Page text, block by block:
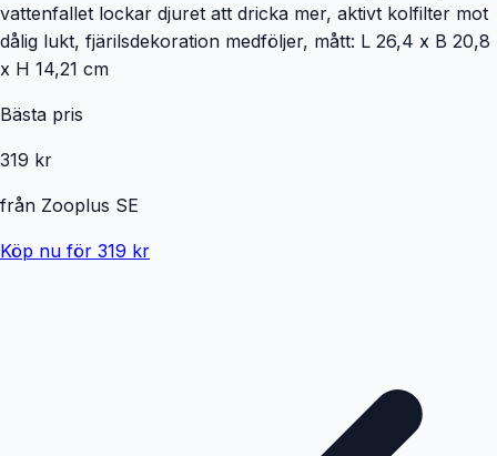
vattenfallet lockar djuret att dricka mer, aktivt kolfilter mot
dålig lukt, fjärilsdekoration medföljer, mått: L 26,4 x B 20,8
x H 14,21 cm
Bästa pris
319 kr
från Zooplus SE
Köp nu för 319 kr